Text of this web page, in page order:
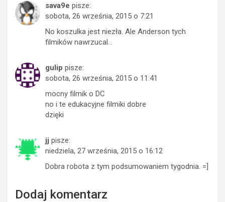
sava9e pisze:
sobota, 26 września, 2015 o 7:21
No koszulka jest niezła. Ale Anderson tych
filmików nawrzucal…
gulip pisze:
sobota, 26 września, 2015 o 11:41
mocny filmik o DC
no i te edukacyjne filmiki dobre
dzięki
jj pisze:
niedziela, 27 września, 2015 o 16:12
Dobra robota z tym podsumowaniem tygodnia. =]
Dodaj komentarz